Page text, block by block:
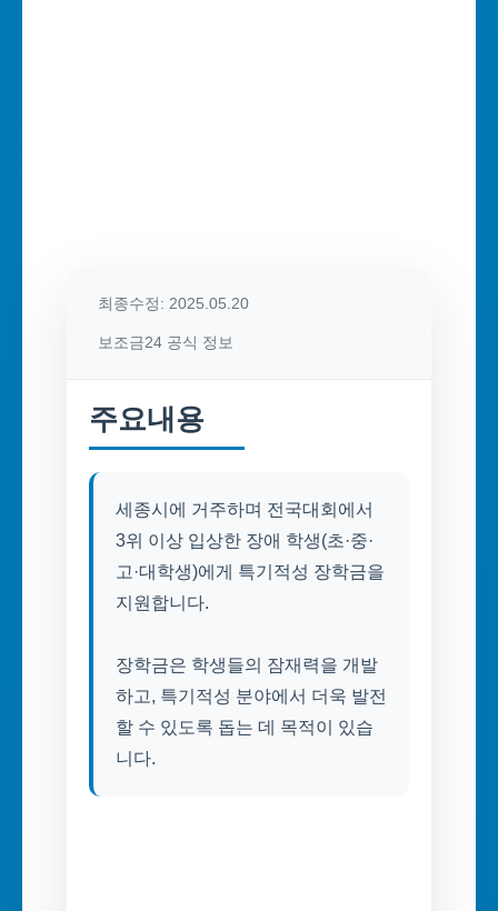
최종수정: 2025.05.20
보조금24 공식 정보
주요내용
세종시에 거주하며 전국대회에서
3위 이상 입상한 장애 학생(초·중·
고·대학생)에게 특기적성 장학금을
지원합니다.
장학금은 학생들의 잠재력을 개발
하고, 특기적성 분야에서 더욱 발전
할 수 있도록 돕는 데 목적이 있습
니다.